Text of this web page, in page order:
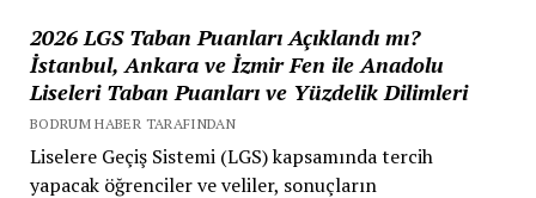
2026 LGS Taban Puanları Açıklandı mı?
İstanbul, Ankara ve İzmir Fen ile Anadolu
Liseleri Taban Puanları ve Yüzdelik Dilimleri
BODRUM HABER TARAFINDAN
Liselere Geçiş Sistemi (LGS) kapsamında tercih
yapacak öğrenciler ve veliler, sonuçların